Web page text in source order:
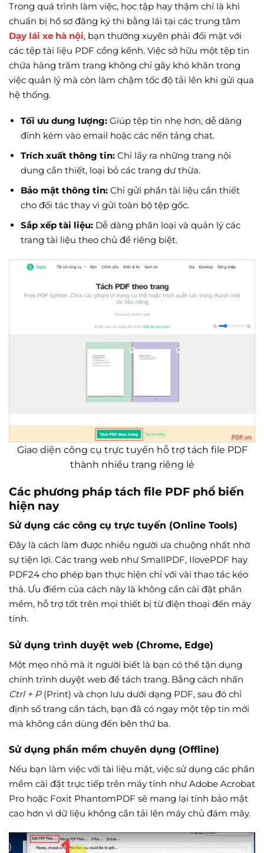
Trong quá trình làm việc, học tập hay thậm chí là khi
chuẩn bị hồ sơ đăng ký thi bằng lái tại các trung tâm
Dạy lái xe hà nội, bạn thường xuyên phải đối mặt với
các tệp tài liệu PDF cồng kềnh. Việc sở hữu một tệp tin
chứa hàng trăm trang không chỉ gây khó khăn trong
việc quản lý mà còn làm chậm tốc độ tải lên khi gửi qua
hệ thống.
Tối ưu dung lượng:Giúp tệp tin nhẹ hơn, dễ dàng
đính kèm vào email hoặc các nền tảng chat.
Trích xuất thông tin:Chỉ lấy ra những trang nội
dung cần thiết, loại bỏ các trang dư thừa.
Bảo mật thông tin:Chỉ gửi phần tài liệu cần thiết
cho đối tác thay vì gửi toàn bộ tệp gốc.
Sắp xếp tài liệu:Dễ dàng phân loại và quản lý các
trang tài liệu theo chủ đề riêng biệt.
Giao diện công cụ trực tuyến hỗ trợ tách file PDF
thành nhiều trang riêng lẻ
Các phương pháp tách file PDF phổ biến
hiện nay
Sử dụng các công cụ trực tuyến (Online Tools)
Đây là cách làm được nhiều người ưa chuộng nhất nhờ
sự tiện lợi. Các trang web như SmallPDF, IlovePDF hay
PDF24 cho phép bạn thực hiện chỉ với vài thao tác kéo
thả. Ưu điểm của cách này là không cần cài đặt phần
mềm, hỗ trợ tốt trên mọi thiết bị từ điện thoại đến máy
tính.
Sử dụng trình duyệt web (Chrome, Edge)
Một mẹo nhỏ mà ít người biết là bạn có thể tận dụng
chính trình duyệt web để tách trang. Bằng cách nhấn
Ctrl + P(Print) và chọn lưu dưới dạng PDF, sau đó chỉ
định số trang cần tách, bạn đã có ngay một tệp tin mới
mà không cần dùng đến bên thứ ba.
Sử dụng phần mềm chuyên dụng (Offline)
Nếu bạn làm việc với tài liệu mật, việc sử dụng các phần
mềm cài đặt trực tiếp trên máy tính như Adobe Acrobat
Pro hoặc Foxit PhantomPDF sẽ mang lại tính bảo mật
cao hơn vì dữ liệu không cần tải lên máy chủ đám mây.